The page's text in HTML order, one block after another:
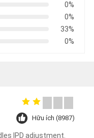
0%
0%
33%
0%
Hữu ích (8987)
IPD adjustment.